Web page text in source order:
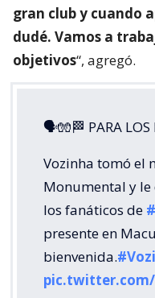
gran club y cuando
dudé. Vamos a
objetivos“, agregó.
🗣🧤🏁 PARA LOS
Vozinha tomó el
Monumental y
los fanáticos de
presente en
bienvenida.